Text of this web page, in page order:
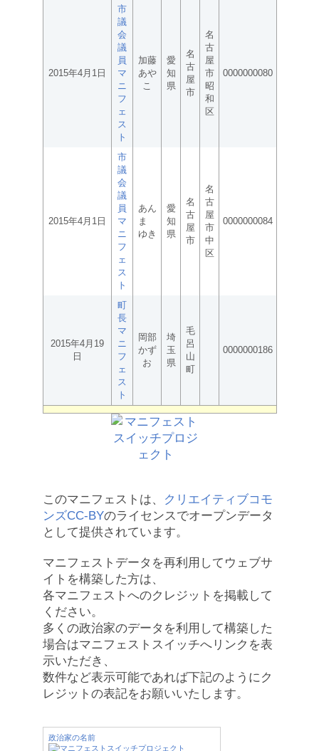
2015年4月1日
市
議
会
議
員
マ
ニ
フ
ェ
ス
ト
加藤
あや
こ
愛
知
県
名
古
屋
市
名
古
屋
市
昭
和
区
0000000080
2015年4月1日
市
議
会
議
員
マ
ニ
フ
ェ
ス
ト
あん
ま
ゆき
愛
知
県
名
古
屋
市
名
古
屋
市
中
区
0000000084
2015年4月19
日
町
長
マ
ニ
フ
ェ
ス
ト
岡部
かず
お
埼
玉
県
毛
呂
山
町
0000000186
このマニフェストは、
クリエイティブコモ
ンズCC-BYのライセンスでオープンデータ
として提供されています。
マニフェストデータを再利用してウェブサ
イトを構築した方は、
各マニフェストへのクレジットを掲載して
ください。
多くの政治家のデータを利用して構築した
場合はマニフェストスイッチへリンクを表
示いただき、
数件など表示可能であれば下記のようにク
レジットの表記をお願いいたします。
政治家の名前